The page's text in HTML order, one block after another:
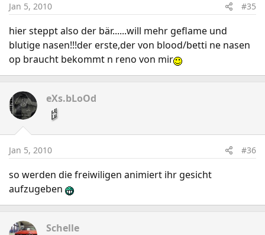
Jan 5, 2010 #35
hier steppt also der bär......will mehr geflame und
blutige nasen!!!der erste,der von blood/betti ne nasen
op braucht bekommt n reno von mir
eXs.bLoOd
Jan 5, 2010 #36
so werden die freiwiligen animiert ihr gesicht
aufzugeben
Schelle